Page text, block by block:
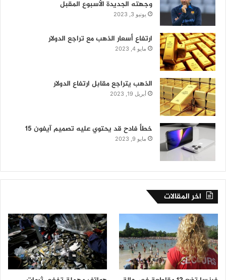
وجهته الجديدة الأسبوع المقبل
يونيو 3, 2023
ارتفاع أسعار الذهب مع تراجع الدولار
مايو 4, 2023
الذهب يتراجع مقابل ارتفاع الدولار
أبريل 19, 2023
خطأ فادح قد يحتوي عليه تصميم آيفون 15
مايو 9, 2023
اخر المقالات